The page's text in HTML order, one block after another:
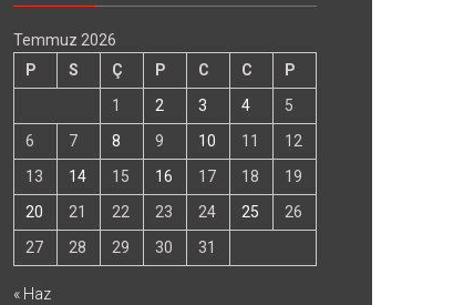
Temmuz 2026
P
S Ç P C C
P
1
2 3 4
5
6
7 8 9 10 11
12
13
14 15 16 17 18
19
20
21 22 23 24 25
26
27
28 29 30 31
« Haz